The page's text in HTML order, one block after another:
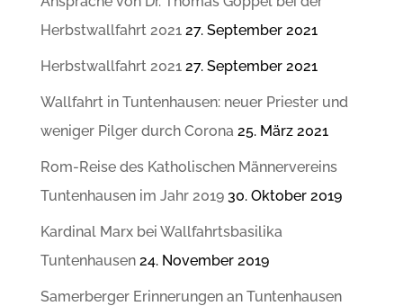
Herbstwallfahrt 2021 27. September 2021
Herbstwallfahrt 2021 27. September 2021
Wallfahrt in Tuntenhausen: neuer Priester und
weniger Pilger durch Corona 25. März 2021
Rom-Reise des Katholischen Männervereins
Tuntenhausen im Jahr 2019 30. Oktober 2019
Kardinal Marx bei Wallfahrtsbasilika
Tuntenhausen 24. November 2019
Samerberger Erinnerungen an Tuntenhausen